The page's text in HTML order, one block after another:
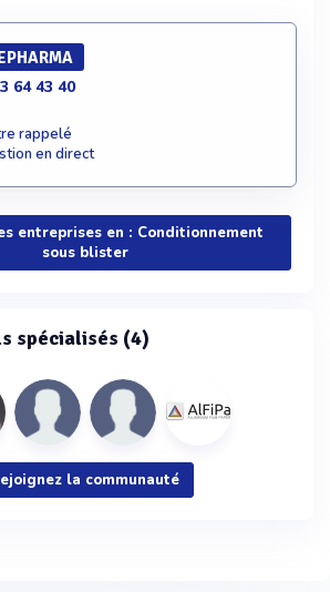
64 43 40
rappelé
en direct
entreprises en : Conditionnement
sous blister
spécialisés (4)
la communauté